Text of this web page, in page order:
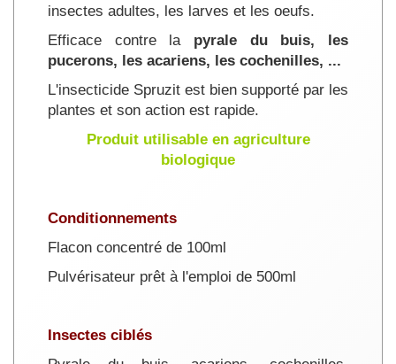
insectes adultes, les larves et les oeufs.
Efficace contre la pyrale du buis, les
pucerons, les acariens, les cochenilles, ...
L'insecticide Spruzit est bien supporté par les
plantes et son action est rapide.
Produit utilisable en agriculture
biologique
Conditionnements
Flacon concentré de 100ml
Pulvérisateur prêt à l'emploi de 500ml
Insectes ciblés